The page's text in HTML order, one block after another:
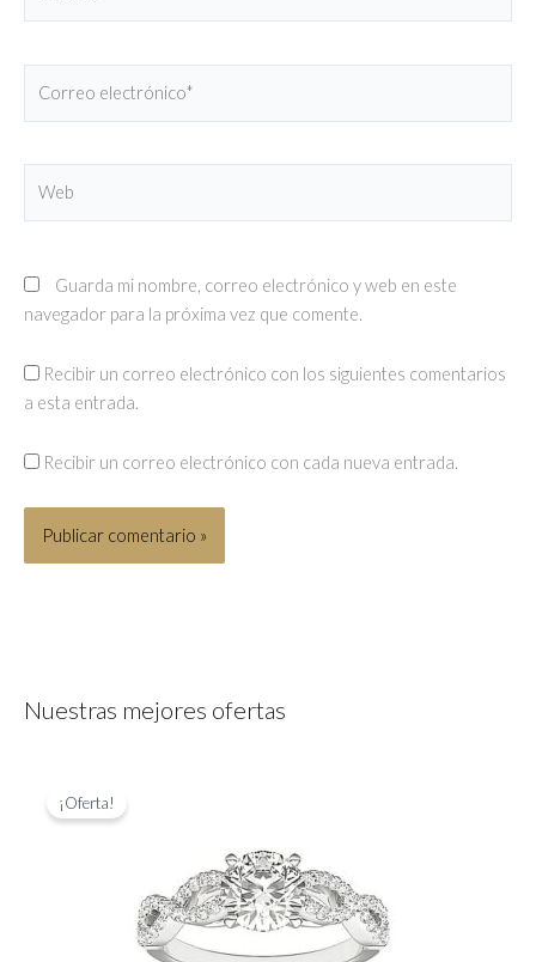
electrónico*
Guarda mi nombre, correo electrónico y web en este
navegador para la próxima vez que comente.
Recibir un correo electrónico con los siguientes comentarios
a esta entrada.
Recibir un correo electrónico con cada nueva entrada.
Nuestras mejores ofertas
¡Oferta!